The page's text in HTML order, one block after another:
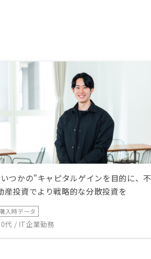
つかの”キャピタルゲインを目的に、不
産投資でより戦略的な分散投資を
購入時データ
代 / IT企業勤務